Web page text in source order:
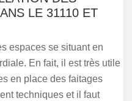
LE 31110 ET
espaces se situant en
En fait, il est très utile
en place des faitages
techniques et il faut